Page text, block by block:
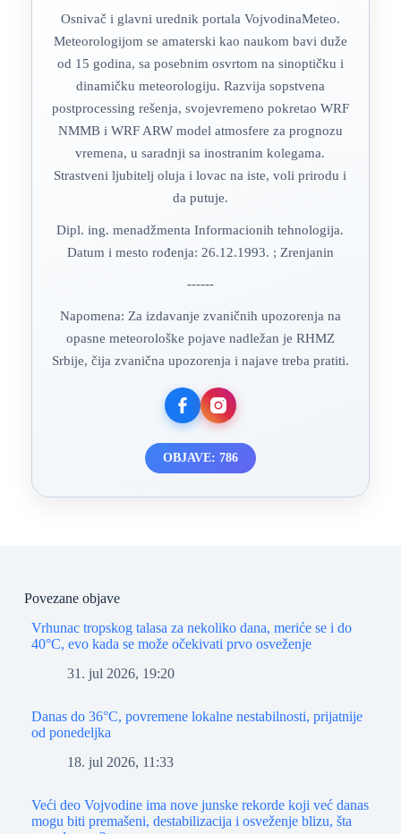
Osnivač i glavni urednik portala VojvodinaMeteo.
Meteorologijom se amaterski kao naukom bavi duže
od 15 godina, sa posebnim osvrtom na sinoptičku i
dinamičku meteorologiju. Razvija sopstvena
postprocessing rešenja, svojevremeno pokretao WRF
NMMB i WRF ARW model atmosfere za prognozu
vremena, u saradnji sa inostranim kolegama.
Strastveni ljubitelj oluja i lovac na iste, voli prirodu i
da putuje.
Dipl. ing. menadžmenta Informacionih tehnologija.
Datum i mesto rođenja: 26.12.1993. ; Zrenjanin
------
Napomena: Za izdavanje zvaničnih upozorenja na
opasne meteorološke pojave nadležan je RHMZ
Srbije, čija zvanična upozorenja i najave treba pratiti.
OBJAVE: 786
Povezane objave
Vrhunac tropskog talasa za nekoliko dana, meriće se i do
40°C, evo kada se može očekivati prvo osveženje
31. jul 2026, 19:20
Danas do 36°C, povremene lokalne nestabilnosti, prijatnije
od ponedeljka
18. jul 2026, 11:33
Veći deo Vojvodine ima nove junske rekorde koji već danas
mogu biti premašeni, destabilizacija i osveženje blizu, šta